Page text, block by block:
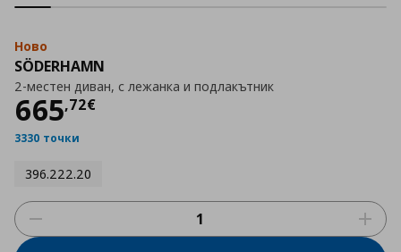
Ново
SÖDERHAMN
2-местен диван, с лежанка и подлакътник
665,72€
Цена665,72 €
3330 точки
396.222.20